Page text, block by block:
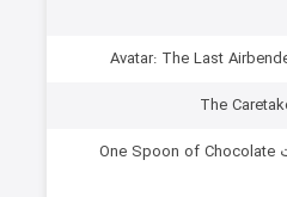
دانلود فیلم یک قاشق شکلات One Spoon of Chocolate